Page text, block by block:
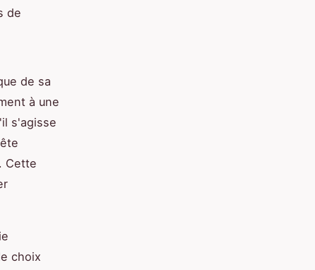
de
de sa
à une
s'agisse
Cette
choix